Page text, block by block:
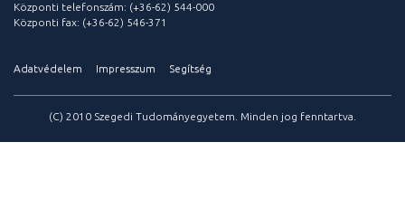
Központi telefonszám: (+36-62) 544-000
Központi fax: (+36-62) 546-371
Adatvédelem Impresszum Segítség
(C) 2010 Szegedi Tudományegyetem. Minden jog fenntartva.